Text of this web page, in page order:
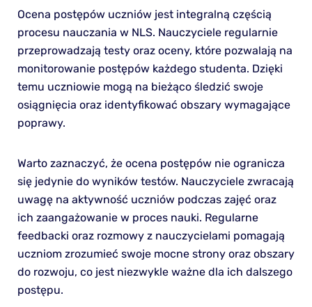
Ocena postępów uczniów jest integralną częścią
procesu nauczania w NLS. Nauczyciele regularnie
przeprowadzają testy oraz oceny, które pozwalają na
monitorowanie postępów każdego studenta. Dzięki
temu uczniowie mogą na bieżąco śledzić swoje
osiągnięcia oraz identyfikować obszary wymagające
poprawy.
Warto zaznaczyć, że ocena postępów nie ogranicza
się jedynie do wyników testów. Nauczyciele zwracają
uwagę na aktywność uczniów podczas zajęć oraz
ich zaangażowanie w proces nauki. Regularne
feedbacki oraz rozmowy z nauczycielami pomagają
uczniom zrozumieć swoje mocne strony oraz obszary
do rozwoju, co jest niezwykle ważne dla ich dalszego
postępu.